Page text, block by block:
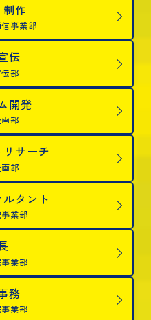
作
事業部
伝
部
開発
部
サーチ
部
タント
業部
業部
務
業部